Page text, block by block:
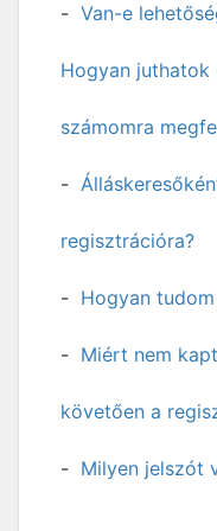
Van-e
Hogyan juthatok
számomra
regisztrációra?
Hogyan
Miért nem
követően a
Milyen jelszót